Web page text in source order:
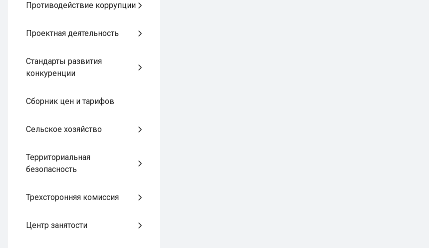
Противодействие коррупции
Проектная деятельность
Стандарты развития
конкуренции
Сборник цен и тарифов
Сельское хозяйство
Территориальная
безопасность
Трехсторонняя комиссия
Центр занятости